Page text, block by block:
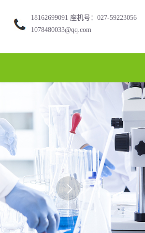
18162699091 座机号：027-59223056
1078480033@qq.com